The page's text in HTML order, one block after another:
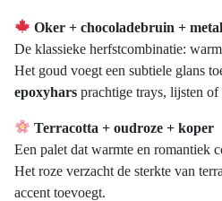
Oker + chocoladebruin +
De klassieke herfstcombinatie:
Het goud voegt een subtiele glans
epoxyhars prachtige trays, lijsten of
Terracotta + oudroze + koper
Een palet dat warmte en romantiek
Het roze verzacht de sterkte van
accent toevoegt.